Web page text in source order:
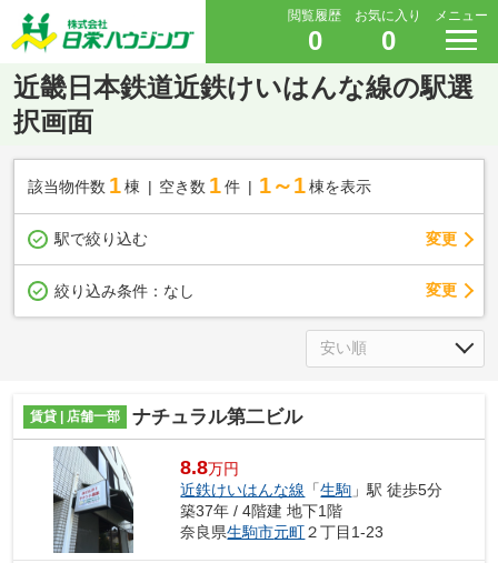
閲覧履歴
0
お気に入り
0
メニュー
近畿日本鉄道近鉄けいはんな線の駅選
択画面
該当物件数 1棟 空き数 1 件 1～1 棟を表示
駅で絞り込む 変更
絞り込み条件： なし 変更
賃貸 | 店舗一部 ナチュラル第二ビル
8.8万円
近鉄けいはんな線 「生駒 」駅 徒歩5分
築37年 / 4階建 地下1階
奈良県生駒市元町２丁目1-23